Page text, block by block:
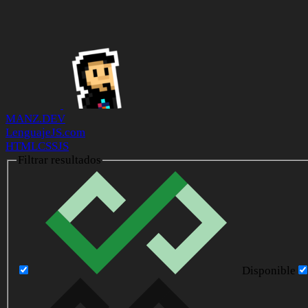
MANZ.DEV
LenguajeJS.com
HTMLCSSJS
Filtrar resultados
Disponible